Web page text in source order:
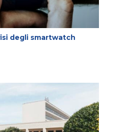
degli smartwatch